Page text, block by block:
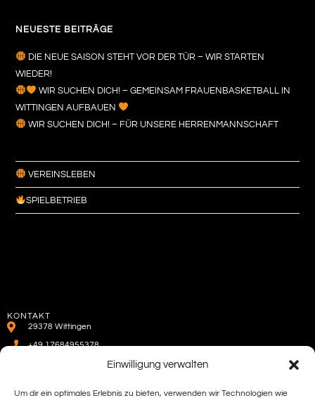
Einwilligung verwalten
Um dir ein optimales Erlebnis zu bieten, verwenden wir Technologien wie
NEUESTE BEITRÄGE
DIE NEUE SAISON STEHT VOR DER TÜR – WIR STARTEN
WIEDER!
WIR SUCHEN DICH! – GEMEINSAM FRAUENBASKETBALL IN
WITTINGEN AUFBAUEN
WIR SUCHEN DICH! – FÜR UNSERE HERRENMANNSCHAFT
VEREINSLEBEN
SPIELBETRIEB
KONTAKT
29378 Wittingen
+49 17684955378